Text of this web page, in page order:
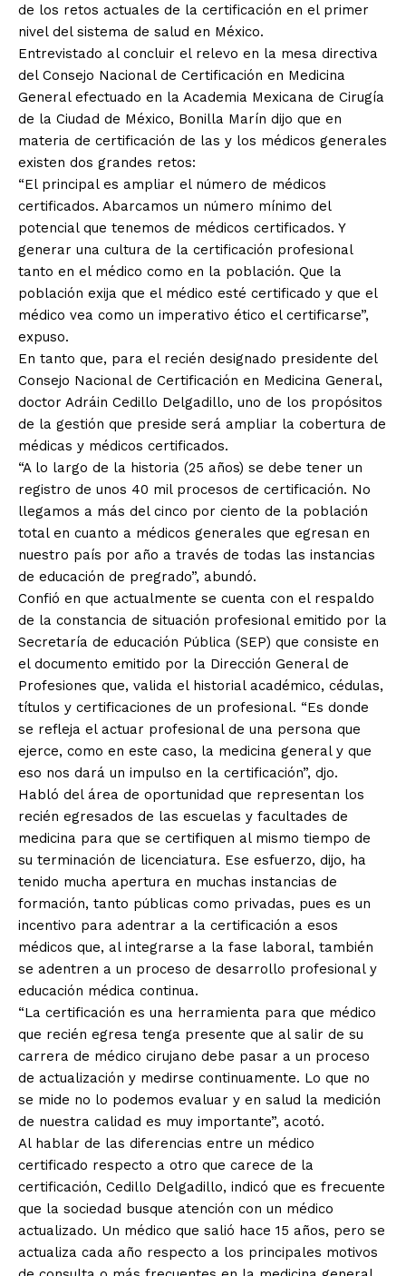
de los retos actuales de la certificación en el primer
nivel del sistema de salud en México.
Entrevistado al concluir el relevo en la mesa directiva
del Consejo Nacional de Certificación en Medicina
General efectuado en la Academia Mexicana de Cirugía
de la Ciudad de México, Bonilla Marín dijo que en
materia de certificación de las y los médicos generales
existen dos grandes retos:
“El principal es ampliar el número de médicos
certificados. Abarcamos un número mínimo del
potencial que tenemos de médicos certificados. Y
generar una cultura de la certificación profesional
tanto en el médico como en la población. Que la
población exija que el médico esté certificado y que el
médico vea como un imperativo ético el certificarse”,
expuso.
En tanto que, para el recién designado presidente del
Consejo Nacional de Certificación en Medicina General,
doctor Adráin Cedillo Delgadillo, uno de los propósitos
de la gestión que preside será ampliar la cobertura de
médicas y médicos certificados.
“A lo largo de la historia (25 años) se debe tener un
registro de unos 40 mil procesos de certificación. No
llegamos a más del cinco por ciento de la población
total en cuanto a médicos generales que egresan en
nuestro país por año a través de todas las instancias
de educación de pregrado”, abundó.
Confió en que actualmente se cuenta con el respaldo
de la constancia de situación profesional emitido por la
Secretaría de educación Pública (SEP) que consiste en
el documento emitido por la Dirección General de
Profesiones que, valida el historial académico, cédulas,
títulos y certificaciones de un profesional. “Es donde
se refleja el actuar profesional de una persona que
ejerce, como en este caso, la medicina general y que
eso nos dará un impulso en la certificación”, djo.
Habló del área de oportunidad que representan los
recién egresados de las escuelas y facultades de
medicina para que se certifiquen al mismo tiempo de
su terminación de licenciatura. Ese esfuerzo, dijo, ha
tenido mucha apertura en muchas instancias de
formación, tanto públicas como privadas, pues es un
incentivo para adentrar a la certificación a esos
médicos que, al integrarse a la fase laboral, también
se adentren a un proceso de desarrollo profesional y
educación médica continua.
“La certificación es una herramienta para que médico
que recién egresa tenga presente que al salir de su
carrera de médico cirujano debe pasar a un proceso
de actualización y medirse continuamente. Lo que no
se mide no lo podemos evaluar y en salud la medición
de nuestra calidad es muy importante”, acotó.
Al hablar de las diferencias entre un médico
certificado respecto a otro que carece de la
certificación, Cedillo Delgadillo, indicó que es frecuente
que la sociedad busque atención con un médico
actualizado. Un médico que salió hace 15 años, pero se
actualiza cada año respecto a los principales motivos